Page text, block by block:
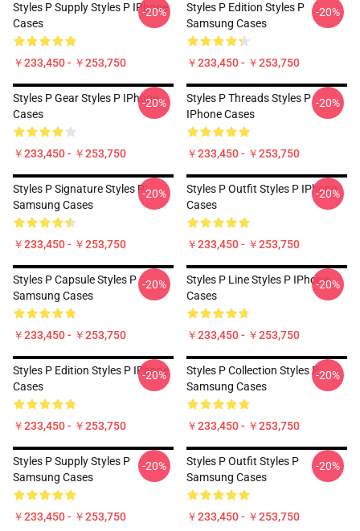
Styles P Supply Styles P IPhone
Cases
￥233,450 - ￥253,750
-20%
Styles P Edition Styles P
Samsung Cases
￥233,450 - ￥253,750
-20%
Styles P Gear Styles P IPhone
Cases
￥233,450 - ￥253,750
-20%
Styles P Threads Styles P
IPhone Cases
￥233,450 - ￥253,750
-20%
Styles P Signature Styles P
Samsung Cases
￥233,450 - ￥253,750
-20%
Styles P Outfit Styles P IPhone
Cases
￥233,450 - ￥253,750
-20%
Styles P Capsule Styles P
Samsung Cases
￥233,450 - ￥253,750
-20%
Styles P Line Styles P IPhone
Cases
￥233,450 - ￥253,750
-20%
Styles P Edition Styles P IPhone
Cases
￥233,450 - ￥253,750
-20%
Styles P Collection Styles P
Samsung Cases
￥233,450 - ￥253,750
-20%
Styles P Supply Styles P
Samsung Cases
￥233,450 - ￥253,750
-20%
Styles P Outfit Styles P
Samsung Cases
￥233,450 - ￥253,750
-20%